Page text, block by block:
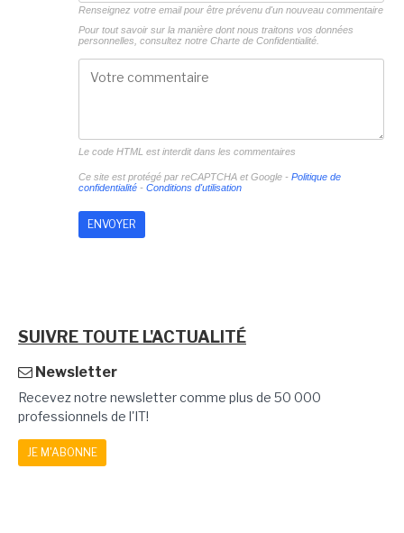
Renseignez votre email pour être prévenu d'un nouveau commentaire
Pour tout savoir sur la manière dont nous traitons vos données
personnelles, consultez notre Charte de Confidentialité.
Le code HTML est interdit dans les commentaires
Ce site est protégé par reCAPTCHA et Google - Politique de
confidentialité- Conditions d'utilisation
SUIVRE TOUTE L'ACTUALITÉ
Newsletter
Recevez notre newsletter comme plus de 50 000
professionnels de l'IT!
JE M'ABONNE